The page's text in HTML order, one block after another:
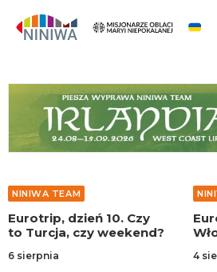
WYDARZENIA
O NAS
WSPÓLNOTA
NINIWA TEAM
FESTIWAL ŻYCIA
NINIWA TEAM
Eurotrip, dzień 10. Czy
to Turcja, czy weekend?
6 sierpnia 4